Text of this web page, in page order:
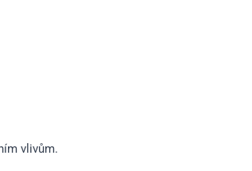
vlivům.